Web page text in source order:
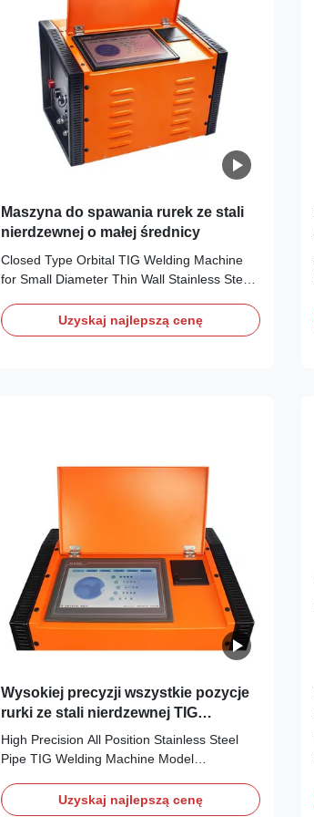
Maszyna do spawania rurek ze stali
nierdzewnej o małej średnicy
Closed Type Orbital TIG Welding Machine
for Small Diameter Thin Wall Stainless Steel
steel pipe TIG welding machine designed for
superior performance in industrial
Uzyskaj najlepszą cenę
Wysokiej precyzji wszystkie pozycje
rurki ze stali nierdzewnej TIG
spawalnia
High Precision All Position Stainless Steel
Pipe TIG Welding Machine Model
Main distribution power XD-20W Full position
Uzyskaj najlepszą cenę